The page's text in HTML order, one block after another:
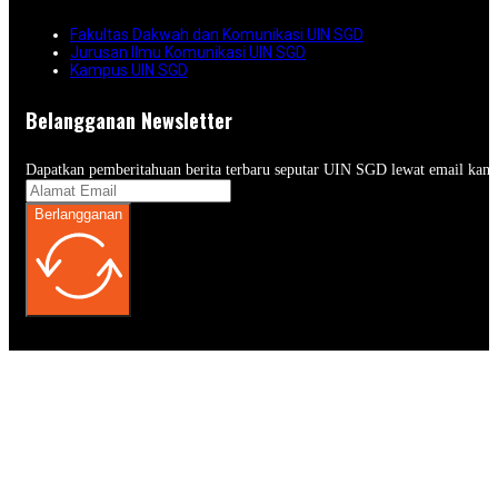
Fakultas Dakwah dan Komunikasi UIN SGD
Jurusan Ilmu Komunikasi UIN SGD
Kampus UIN SGD
Belangganan Newsletter
Dapatkan pemberitahuan berita terbaru seputar UIN SGD lewat email
Berlangganan